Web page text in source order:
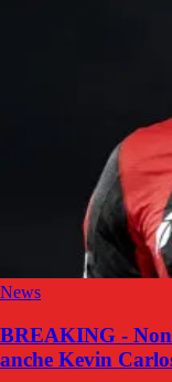
News
BREAKING -
anche Kevin